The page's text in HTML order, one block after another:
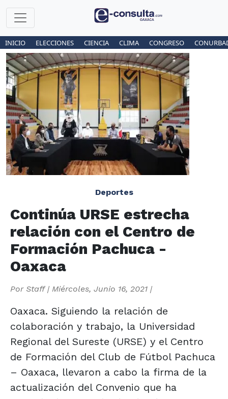
INICIO ELECCIONES CIENCIA CLIMA CONGRESO
Deportes
Continúa URSE estrecha
relación con el Centro de
Formación Pachuca -
Oaxaca
Por Staff| Miércoles, Junio 16, 2021 |
Oaxaca. Siguiendo la relación de
colaboración y trabajo, la Universidad
Regional del Sureste (URSE) y el Centro
de Formación del Club de Fútbol Pachuca
– Oaxaca, llevaron a cabo la firma de la
actualización del Convenio que ha